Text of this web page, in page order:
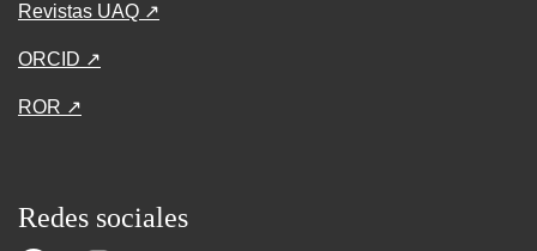
Revistas UAQ ↗
ORCID ↗
ROR ↗
Redes sociales